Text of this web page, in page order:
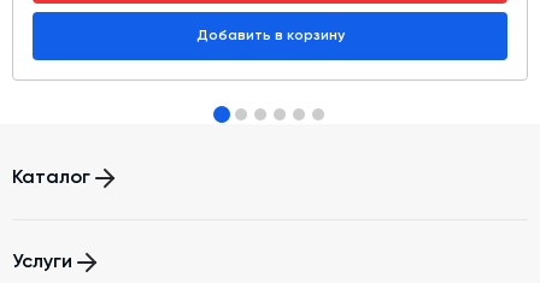
Добавить в корзину
Каталог
Бетоносмесители
Услуги